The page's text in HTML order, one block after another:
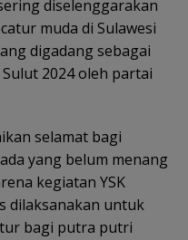
diselenggarakan
muda di Sulawesi
digadang sebagai
2024 oleh partai
selamat bagi
yang belum menang
kegiatan YSK
dilaksanakan untuk
bagi putra putri